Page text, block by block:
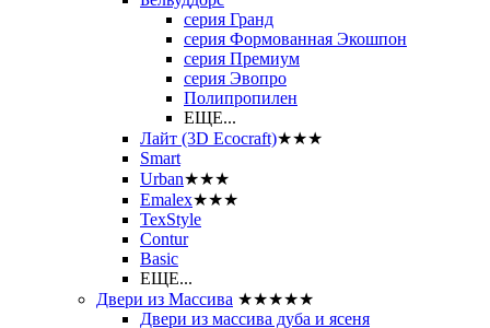
серия Гранд
серия Формованная Экошпон
серия Премиум
серия Эвопро
Полипропилен
ЕЩЕ...
Лайт (3D Ecocraft)★★★
Smart
Urban★★★
Emalex★★★
TexStyle
Contur
Basic
ЕЩЕ...
Двери из Массива ★★★★★
Двери из массива дуба и ясеня